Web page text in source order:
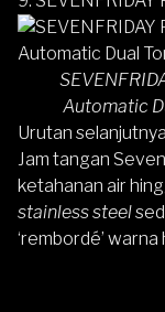
Automatic
Urutan
Jam tangan
ketahanan air
stainless steel
‘rembordé’